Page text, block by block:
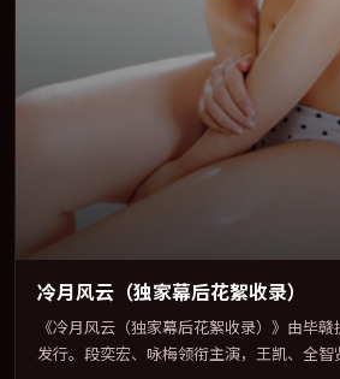
冷月风云（独家幕后花絮收录）
《冷月风云（独家幕后花絮收录）》由毕
发行。段奕宏、咏梅领衔主演，王凯、全